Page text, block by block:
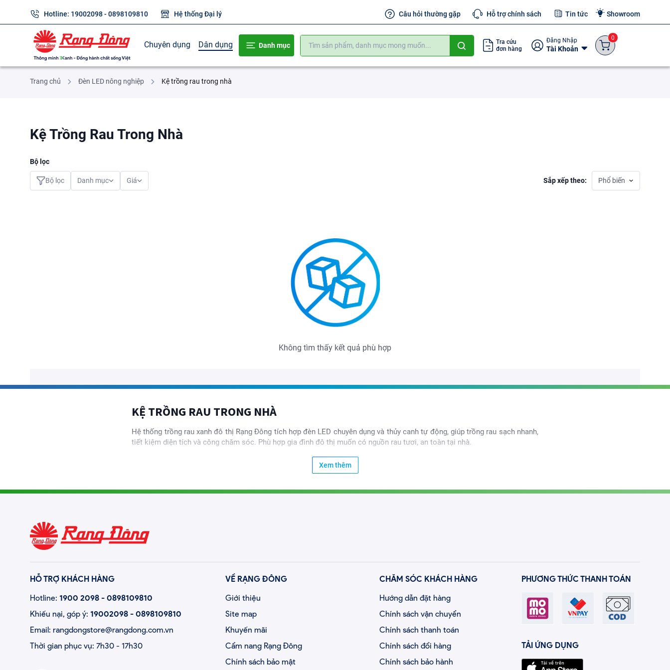
Hotline: 19002098- 0898109810 Hệ thống Đại lý Câu hỏi thường gặp Hỗ trợ chính sách Tin tức Showroom
Chuyên dụng Dân dụng Danh mục
Tra cứu
đơn hàng
Đăng Nhập
Tài Khoản
0
Trang chủ Đèn LED nông nghiệp Kệ trồng rau trong nhà
Kệ Trồng Rau Trong Nhà
Bộ lọc
Bộ lọc Danh mục Giá Sắp xếp theo: Phổ biến
Không tìm thấy kết quả phù hợp
KỆ TRỒNG RAU TRONG NHÀ
Hệ thống trồng rau xanh đô thị Rạng Đông tích hợp đèn LED chuyên dụng và thủy canh tự động, giúp trồng rau sạch nhanh,
tiết kiệm diện tích và công chăm sóc. Phù hợp gia đình đô thị muốn có nguồn rau tươi, an toàn tại nhà.
Xem thêm
HỖ TRỢ KHÁCH HÀNG
Hotline: 1900 2098 - 0898109810
Khiếu nại, góp ý: 19002098 - 0898109810
Email: rangdongstore@rangdong.com.vn
Thời gian phục vụ: 7h30 - 17h30
VỀ RẠNG ĐÔNG
Giới thiệu
Site map
Khuyến mãi
Cẩm nang Rạng Đông
Chính sách bảo mật
CHĂM SÓC KHÁCH HÀNG
Hướng dẫn đặt hàng
Chính sách vận chuyển
Chính sách thanh toán
Chính sách đổi hàng
Chính sách bảo hành
PHƯƠNG THỨC THANH TOÁN
TẢI ỨNG DỤNG